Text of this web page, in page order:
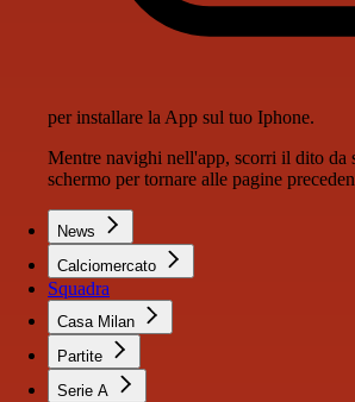
per installare la App sul tuo Iphone.
Mentre navighi nell'app, scorri il dito da
schermo per tornare alle pagine
News
Calciomercato
Squadra
Casa Milan
Partite
Serie A